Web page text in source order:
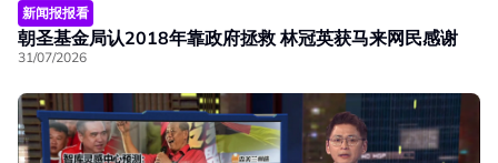
新闻报报看
朝圣基金局认2018年靠政府拯救 林冠英获马来网民感谢
31/07/2026